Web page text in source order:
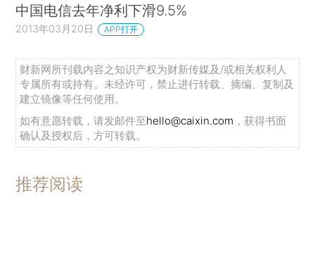
中国电信去年净利下滑9.5%
2013年03月20日 APP打开
财新网所刊载内容之知识产权为财新传媒及/或相关权利人
专属所有或持有。未经许可，禁止进行转载、摘编、复制及
建立镜像等任何使用。
如有意愿转载，请发邮件至hello@caixin.com ，获得书面
确认及授权后，方可转载。
推荐阅读